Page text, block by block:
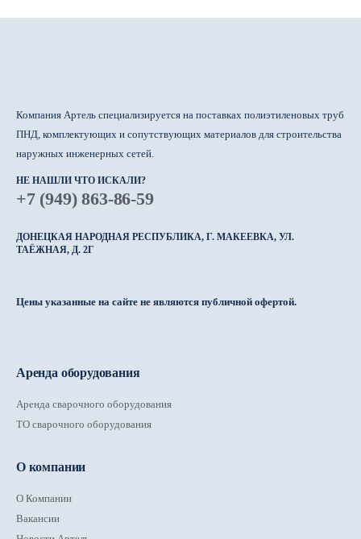
Компания Артель специализируется на поставках полиэтиленовых труб
ПНД, комплектующих и сопутствующих материалов для строительства
наружных инженерных сетей.
НЕ НАШЛИ ЧТО ИСКАЛИ?
+7 (949) 863-86-59
ДОНЕЦКАЯ НАРОДНАЯ РЕСПУБЛИКА, Г. МАКЕЕВКА, УЛ.
ТАЁЖНАЯ, Д. 2Г
Цены указанные на сайте не являются публичной офертой.
Аренда оборудования
Аренда сварочного оборудования
ТО сварочного оборудования
О компании
О Компании
Вакансии